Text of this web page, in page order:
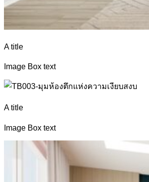
A title
Image Box text
A title
Image Box text